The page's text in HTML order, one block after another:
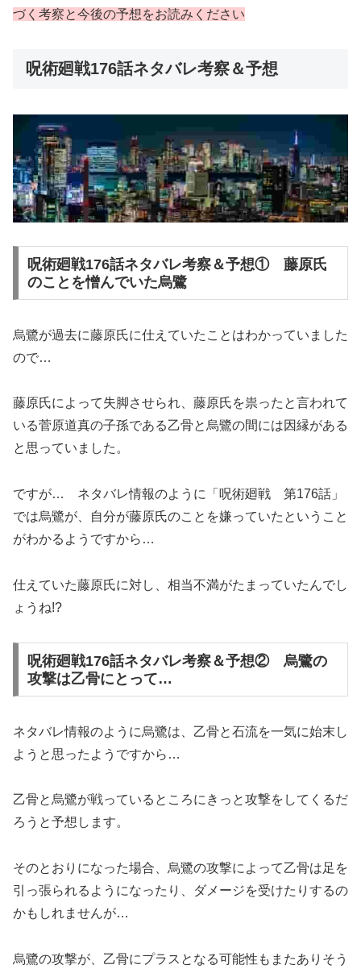
づく考察と今後の予想をお読みください
呪術廻戦176話ネタバレ考察＆予想
呪術廻戦176話ネタバレ考察＆予想① 藤原氏
のことを憎んでいた烏鷺
烏鷺が過去に藤原氏に仕えていたことはわかっていました
ので…
藤原氏によって失脚させられ、藤原氏を祟ったと言われて
いる菅原道真の子孫である乙骨と烏鷺の間には因縁がある
と思っていました。
ですが… ネタバレ情報のように「呪術廻戦 第176話」
では烏鷺が、自分が藤原氏のことを嫌っていたということ
がわかるようですから…
仕えていた藤原氏に対し、相当不満がたまっていたんでし
ょうね!?
呪術廻戦176話ネタバレ考察＆予想② 烏鷺の
攻撃は乙骨にとって…
ネタバレ情報のように烏鷺は、乙骨と石流を一気に始末し
ようと思ったようですから…
乙骨と烏鷺が戦っているところにきっと攻撃をしてくるだ
ろうと予想します。
そのとおりになった場合、烏鷺の攻撃によって乙骨は足を
引っ張られるようになったり、ダメージを受けたりするの
かもしれませんが…
烏鷺の攻撃が、乙骨にプラスとなる可能性もまたありそう